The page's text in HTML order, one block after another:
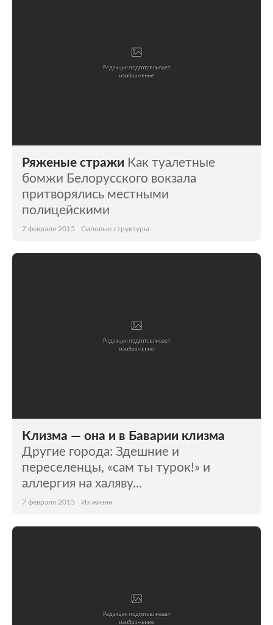
Ряженые стражи Как туалетные
бомжи Белорусского вокзала
притворялись местными
полицейскими
7 февраля 2015 Силовые структуры
Клизма — она и в Баварии клизма
Другие города: Здешние и
переселенцы, «сам ты турок!» и
аллергия на халяву...
7 февраля 2015 Из жизни